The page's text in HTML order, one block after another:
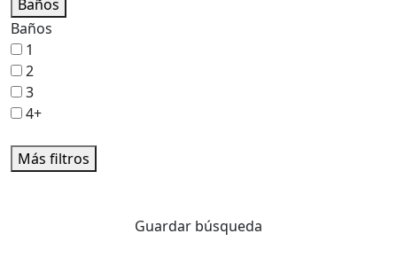
Baños
Baños
1
2
3
4+
Más filtros
Guardar búsqueda